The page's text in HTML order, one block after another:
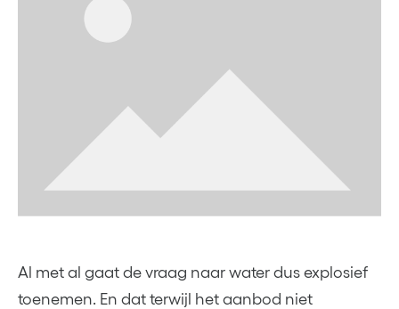
Al met al gaat de vraag naar water dus explosief
toenemen. En dat terwijl het aanbod niet